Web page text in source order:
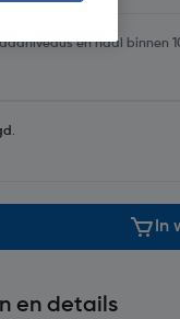
en haal binnen
.
In
en details